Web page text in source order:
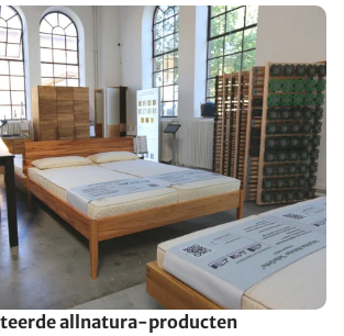
allnatura-producten